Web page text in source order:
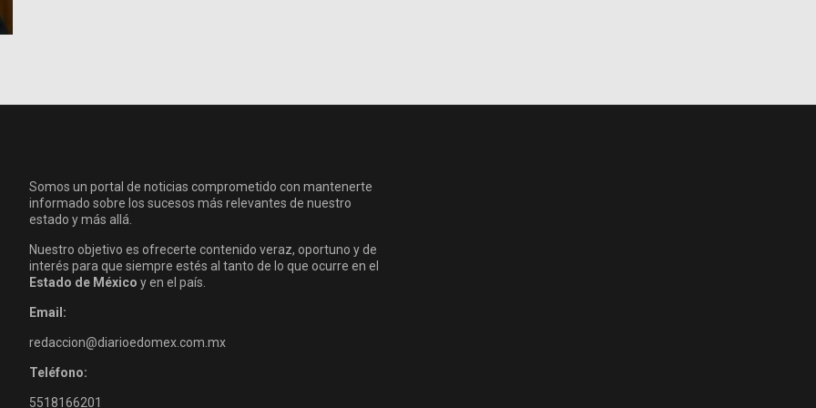
Somos un portal de noticias comprometido con mantenerte
informado sobre los sucesos más relevantes de nuestro
estado y más allá.
Nuestro objetivo es ofrecerte contenido veraz, oportuno y de
interés para que siempre estés al tanto de lo que ocurre en el
Estado de México y en el país.
Email:
redaccion@diarioedomex.com.mx
Teléfono:
5518166201